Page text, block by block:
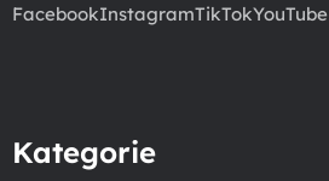
FacebookInstagramTikTokYouTube
Kategorie